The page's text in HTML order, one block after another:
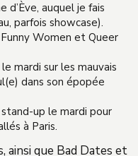
d’Ève, auquel je fais
parfois showcase).
Women et Queer
mardi sur les mauvais
dans son épopée
up le mardi pour
à Paris.
ainsi que Bad Dates et